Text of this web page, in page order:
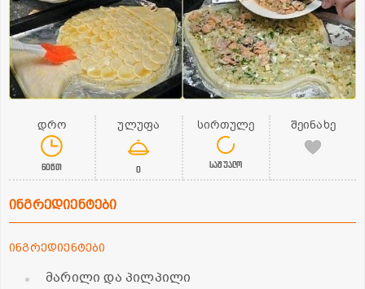
დრო
60წთ
ულუფა
0
სირთულე
საშუალო
შეინახე
ინგრედიენტები
ინგრედიენტები
მარილი და პილპილი